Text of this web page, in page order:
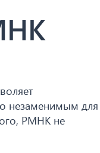
незаменимым для
РМНК не